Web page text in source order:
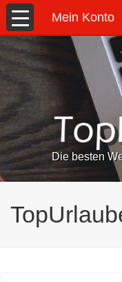
Mein Konto
Die besten